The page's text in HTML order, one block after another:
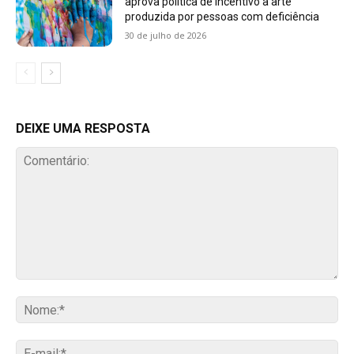
produzida por pessoas com deficiência
30 de julho de 2026
DEIXE UMA RESPOSTA